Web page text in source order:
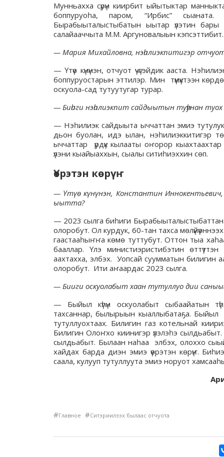
Мунньахха сүрүн киирбит ыйытыктар
боппуруоһа, паром, “Ирбис”
Бырабыыталыстыбатын ыытар үлэтин бары
салайааччыта М.М. Аргуновалыын кэпсэттибит.
— Мария Михайловна, нэһилиэкпитигэр
— Үтүө күнүнэн, отчуот үчүгэйдик ааста.
боппуруостарын эттилэр. Мин түмүктээн
оскуола-сад тутуутугар турар.
— Биһиги нэһилиэкпит сайдыытын туһунан
— Нэһилиэк сайдыыта ыччаттан эмиэ
дьон буолан, идэ ылан, нэһилиэккитигэр
ыччаттар үрдүк кылааты оҥорор
үлэни кыайыаххын, сыалы ситиһиэххин сөп.
Үөрэтэн көрүҥ
— Үтүө күнүнэн, Константин
ыытта?
— 2023 сылга биһиги Бырабыыталыстыбаттан
олоробут. Ол курдук, 60-тан тахса
гаастааһыҥҥа көмө туттубут. Оттон тыа
бааллар. Үлэ министиэристибэтин
аахтахха, элбэх. Уопсай суумматын билигин
олоробут. Ити аҥаардас 2023 сылга.
— Бииги оскуолабыт хаан тутуллуо дии
— Быйыл күһүн оскуолабыт сыбаайатын
тахсаннар, былырыын кыаллыбатаҕа. Быйыл
тутуллуохтаах. Билигин газ котельнай
Билигин Олоҥхо киинигэр үлэлэһэ
сылдьабыт. Былаан наһаа элбэх, олоххо
хайдах барда диэн эмиэ үөрэтэн көрүҥ.
саала, кулууп тутуллуута эмиэ норуот
#Главное #Ситэриилээх былаас отчуота